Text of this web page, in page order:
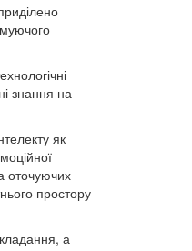
знання на
як
оточуючих
простору
а